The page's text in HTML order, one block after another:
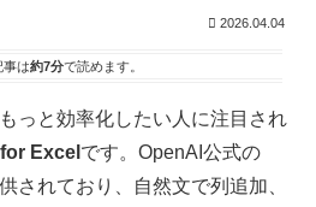
2026.04.04
事は約7分で読めます。
っと効率化したい人に注目され
Excel です。OpenAI公式の
されており、自然文で列追加、